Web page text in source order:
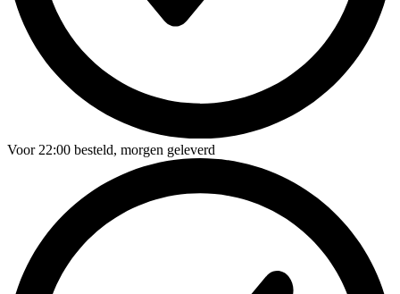
Voor22:00 besteld, morgen geleverd